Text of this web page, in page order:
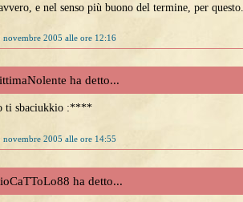
e nel senso più buono del termine, per questo.
novembre 2005 alle ore 12:16
ha detto...
ti sbaciukkio :****
novembre 2005 alle ore 14:55
ha detto...